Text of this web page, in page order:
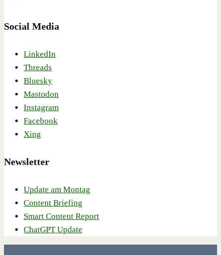
Social Media
LinkedIn
Threads
Bluesky
Mastodon
Instagram
Facebook
Xing
Newsletter
Update am Montag
Content Briefing
Smart Content Report
ChatGPT Update